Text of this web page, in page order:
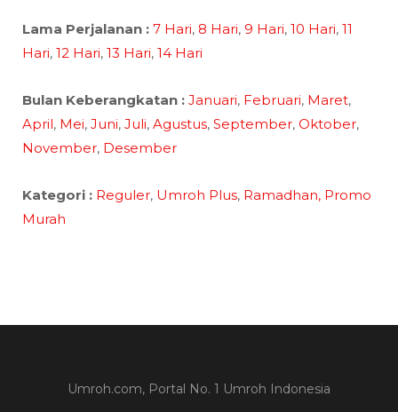
Lama Perjalanan : 7 Hari, 8 Hari, 9 Hari, 10 Hari, 11
Hari, 12 Hari, 13 Hari, 14 Hari
Bulan Keberangkatan : Januari, Februari, Maret,
April, Mei, Juni, Juli, Agustus, September, Oktober,
November, Desember
Kategori : Reguler, Umroh Plus, Ramadhan, Promo
Murah
Umroh.com, Portal No. 1 Umroh Indonesia